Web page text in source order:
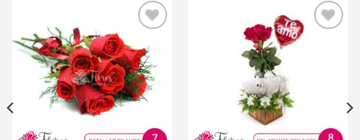
Añadir
a la
lista de